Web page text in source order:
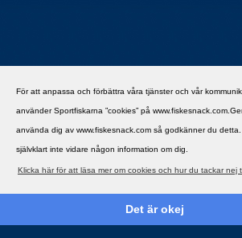
För att anpassa och förbättra våra tjänster och vår
använder Sportfiskarna ”cookies” på
använda dig av www.fiskesnack.com så godkänner du
självklart inte vidare någon information om dig.
Klicka här för att läsa mer om cookies och hur du tackar nej
Det är okej